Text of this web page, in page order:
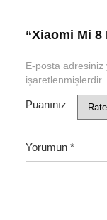
“Xiaomi Mi
E-posta adresiniz
işaretlenmişlerdir
Puanınız
Yorumun *